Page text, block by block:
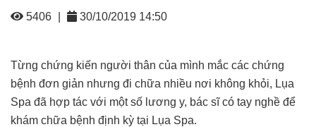
5406 30/10/2019 14:50
Từng chứng kiến người thân của mình mắc các chứng
bệnh đơn giản nhưng đi chữa nhiều nơi không khỏi, Lụa
Spa đã hợp tác với một số lương y, bác sĩ có tay nghề để
khám chữa bệnh định kỳ tại Lụa Spa.